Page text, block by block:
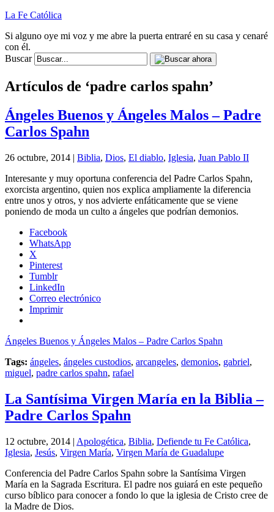
La Fe Católica
Si alguno oye mi voz y me abre la puerta entraré en su casa y cenaré
con él.
Buscar
Artículos de ‘padre carlos spahn’
Ángeles Buenos y Ángeles Malos – Padre
Carlos Spahn
26 octubre, 2014 | Biblia, Dios, El diablo, Iglesia, Juan Pablo II
Interesante y muy oportuna conferencia del Padre Carlos Spahn,
exorcista argentino, quien nos explica ampliamente la diferencia
entre unos y otros, y nos advierte enfáticamente que se viene
poniendo de moda un culto a ángeles que podrían demonios.
Facebook
WhatsApp
X
Pinterest
Tumblr
LinkedIn
Correo electrónico
Imprimir
Ángeles Buenos y Ángeles Malos – Padre Carlos Spahn
Tags: ángeles, ángeles custodios, arcangeles, demonios, gabriel,
miguel, padre carlos spahn, rafael
La Santísima Virgen María en la Biblia –
Padre Carlos Spahn
12 octubre, 2014 | Apologética, Biblia, Defiende tu Fe Católica,
Iglesia, Jesús, Virgen María, Virgen María de Guadalupe
Conferencia del Padre Carlos Spahn sobre la Santísima Virgen
María en la Sagrada Escritura. El padre nos guiará en este pequeño
curso bíblico para conocer a fondo lo que la iglesia de Cristo cree de
la Madre de Dios.